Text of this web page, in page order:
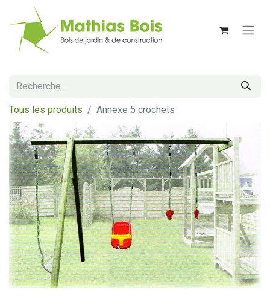
Tous les produits Annexe 5 crochets